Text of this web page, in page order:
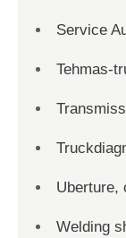
Service
Tehmas-
Uberture,
Welding